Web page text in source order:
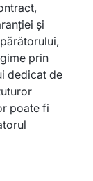
și
prin
dedicat de
poate fi